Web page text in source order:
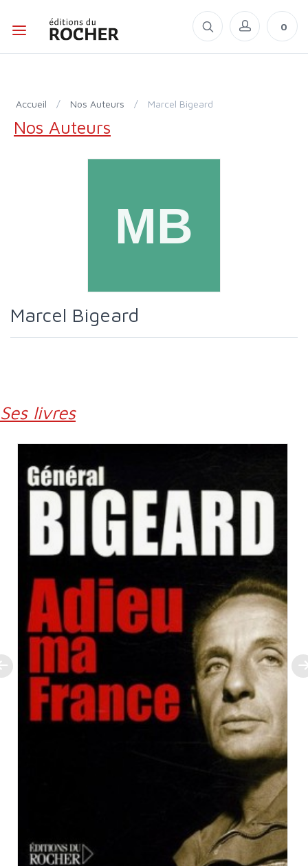
0
Accueil / Nos Auteurs / Marcel Bigeard
Nos Auteurs
Marcel Bigeard
Ses livres